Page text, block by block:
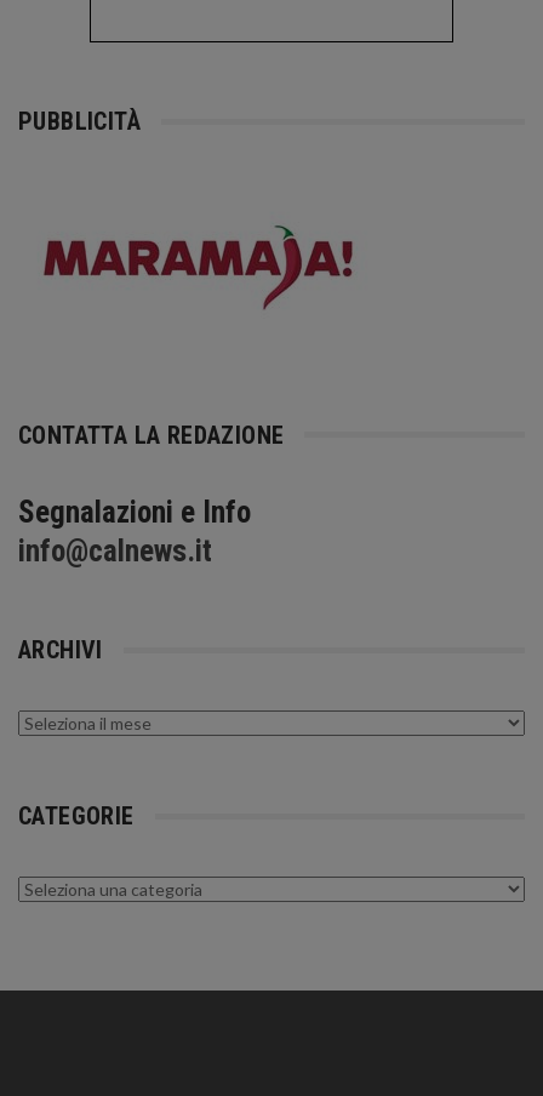
PUBBLICITÀ
CONTATTA LA REDAZIONE
Segnalazioni e Info
info@calnews.it
ARCHIVI
Archivi
CATEGORIE
Categorie